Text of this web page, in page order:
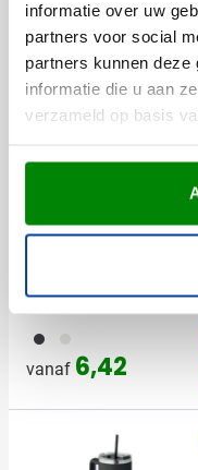
informatie over uw
partners voor social
partners kunnen deze
informatie die u aan
verzameld op basis
Anderen
001
vanaf 6,42